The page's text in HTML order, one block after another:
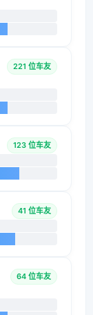
221 位车友
123 位车友
41 位车友
64 位车友